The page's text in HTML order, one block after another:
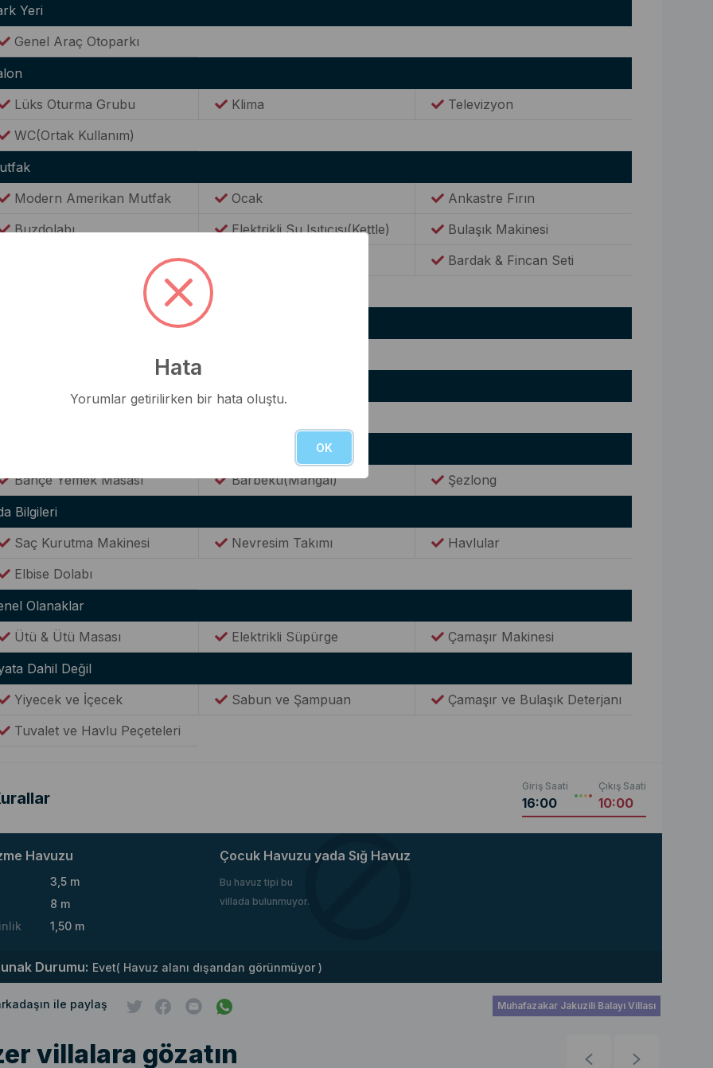
Yeri
Genel Araç Otoparkı
Lüks Oturma Grubu
Klima
Televizyon
WC(Ortak Kullanım)
Modern Amerikan Mutfak
Ocak
Ankastre Fırın
Buzdolabı
Elektrikli Su Isıtıcısı(Kettle)
Bulaşık Makinesi
Tencere & Tava Takımları
Bardak & Fincan Seti
Bahçe Yemek Masası
Barbekü(Mangal)
Şezlong
Bilgileri
Saç Kurutma Makinesi
Nevresim Takımı
Havlular
Elbise Dolabı
Olanaklar
Ütü & Ütü Masası
Elektrikli Süpürge
Çamaşır Makinesi
Dahil Değil
Yiyecek ve İçecek
Sabun ve Şampuan
Çamaşır ve Bulaşık Deterjanı
Tuvalet ve Havlu Peçeteleri
Giriş Saati
16:00
Çıkış Saati
10:00
Havuzu
3,5 m
8 m
1,50 m
Çocuk Havuzu yada Sığ Havuz
Bu havuz tipi bu
villada bulunmuyor.
Durumu: Evet( Havuz alanı dışarıdan görünmüyor )
ile paylaş Muhafazakar Jakuzili Balayı Villası
villalara gözatın
Hata
Yorumlar getirilirken bir hata oluştu.
OK